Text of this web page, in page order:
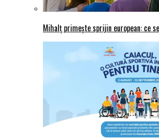
Mihalț primește sprijin european: ce